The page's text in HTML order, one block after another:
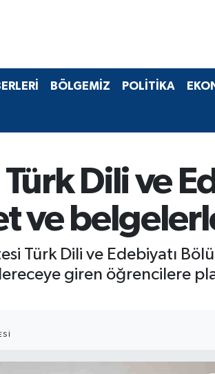
BÖLGEMİZ POLİTİKA
Dili ve
ve
Türk Dili ve Edebiyatı
giren öğrencilere